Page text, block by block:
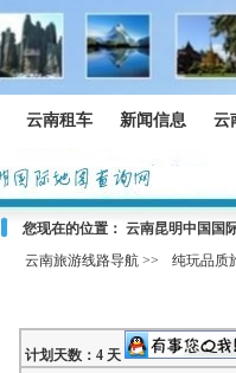
云南租车 新闻信息 云
您现在的位置： 云南昆明中国国
云南旅游线路导航 >>
纯玩品质
计划天数：4 天